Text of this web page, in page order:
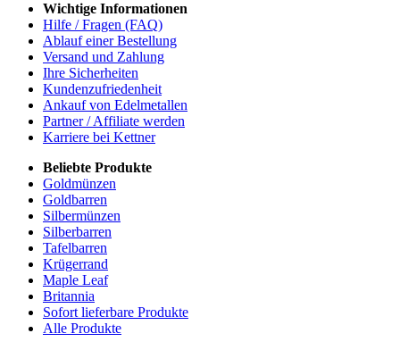
Wichtige Informationen
Hilfe / Fragen (FAQ)
Ablauf einer Bestellung
Versand und Zahlung
Ihre Sicherheiten
Kundenzufriedenheit
Ankauf von Edelmetallen
Partner / Affiliate werden
Karriere bei Kettner
Beliebte Produkte
Goldmünzen
Goldbarren
Silbermünzen
Silberbarren
Tafelbarren
Krügerrand
Maple Leaf
Britannia
Sofort lieferbare Produkte
Alle Produkte